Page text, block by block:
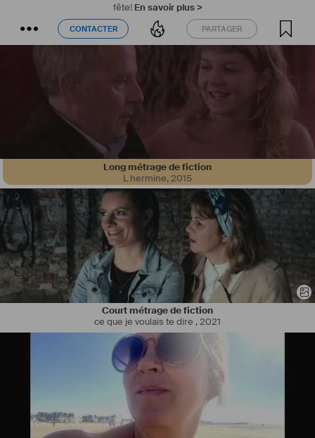
fête! En savoir plus >
CONTACTER PARTAGER
CONTACTER PARTAGER
Long métrage de fiction
L hermine,2015
Court métrage de fiction
ce que je voulais te dire ,2021
Florent Vitse, né le 03 mars 1973 dans le Nord de la France, est chef
décorateur depuis une quinzaine d’années. Fils d’un père
dramaturge et metteur en scène et d’une mère enseignante de
lettre moderne, il grandit dans un univers culturel qui le berce entre
la littérature et les théâtres. Enfant et adolescent, il reçoit une
formation d’acteur entre la compagnie de son père et le
Conservatoire d’Art Dramatique. Et aux alentours de ses 20 ans, c’est
par ce biais qu’il partira vivre en Hongrie ou, entre plusieurs métiers
qu’il exercera dont professeur de français, il s’interessera  à la
photographie , réalisant 3 expositions à Budapest sur l’Europe de
L’Est,  le Mexique, le Maroc et l’Asie, fruit de nombreux voyages entre
1996 et 2003.
C’est un peu au hasard de la vie (los caminos de la vida…) que le
Mexique le retient et l’adopte a partir de 2003. Florent s’est construit
un monde que sa richesse linguistique et sa logique d’adaptation lui
ont permis d’édifier. D’abord traducteur franco-español sur Bandidas
de Luc Besson, il devient rapidement coordinateur a la déco sous les
ordres de Hugues Tissandier. D’une première expérience
concluante, il continue pendant 2 ans comme assistant chef déco